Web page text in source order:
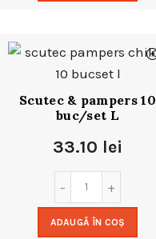
Scutec & pampers 10
buc/set L
33.10 lei
ADAUGĂ ÎN COȘ